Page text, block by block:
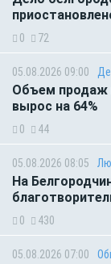
0 72
05.08.2026 09:00
Объем продаж
вырос на 64%
0 44
05.08.2026 08:05
На
0 430
05.08.2026 07:00